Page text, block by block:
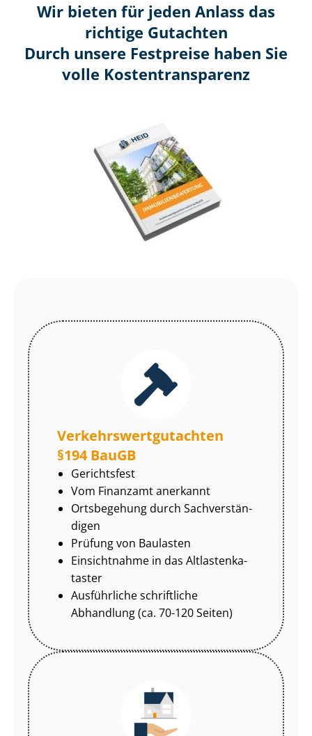
Wir bieten für jeden Anlass das
richtige Gutachten
Durch unsere Festpreise haben Sie
volle Kosten­transparenz
Ver­kehrs­wert­gut­ach­ten
§194 BauGB
Gerichtsfest
Vom Finanzamt anerkannt
Ortsbegehung durch Sach­ver­stän­
di­gen
Prüfung von Baulasten
Einsichtnahme in das Alt­las­ten­ka­
tas­ter
Ausführliche schriftliche
Abhandlung (ca. 70-120 Seiten)